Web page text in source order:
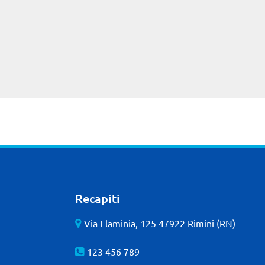
Recapiti
Via Flaminia, 125 47922 Rimini (RN)
123 456 789